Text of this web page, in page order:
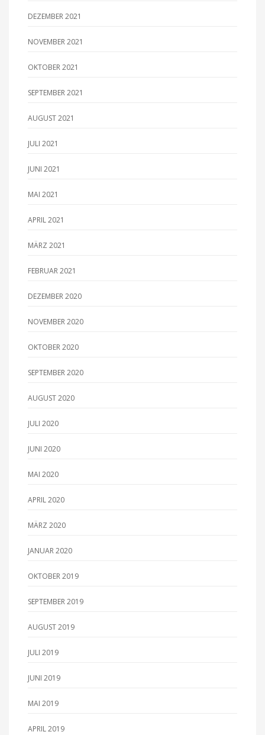
DEZEMBER 2021
NOVEMBER 2021
OKTOBER 2021
SEPTEMBER 2021
AUGUST 2021
JULI 2021
JUNI 2021
MAI 2021
APRIL 2021
MÄRZ 2021
FEBRUAR 2021
DEZEMBER 2020
NOVEMBER 2020
OKTOBER 2020
SEPTEMBER 2020
AUGUST 2020
JULI 2020
JUNI 2020
MAI 2020
APRIL 2020
MÄRZ 2020
JANUAR 2020
OKTOBER 2019
SEPTEMBER 2019
AUGUST 2019
JULI 2019
JUNI 2019
MAI 2019
APRIL 2019